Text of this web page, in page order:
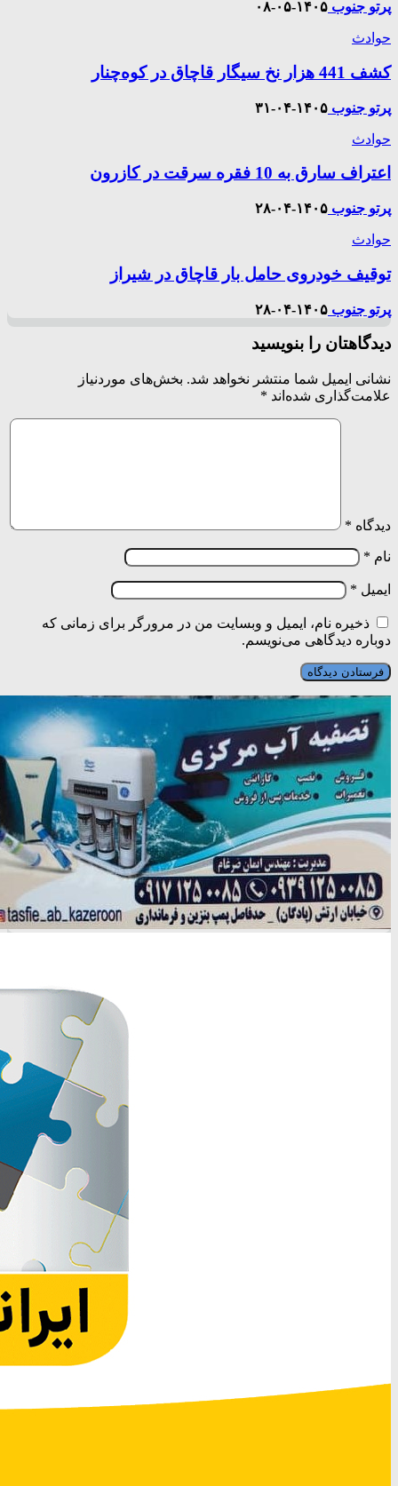
پرتو جنوب ۱۴۰۵-۰۵-۰۸
حوادث
کشف 441 هزار نخ سیگار قاچاق در کوه‌چنار
پرتو جنوب ۱۴۰۵-۰۴-۳۱
حوادث
اعتراف سارق به 10 فقره سرقت در کازرون
پرتو جنوب ۱۴۰۵-۰۴-۲۸
حوادث
توقیف خودروی حامل بار قاچاق در شیراز
پرتو جنوب ۱۴۰۵-۰۴-۲۸
دیدگاهتان را بنویسید
نشانی ایمیل شما منتشر نخواهد شد. بخش‌های موردنیاز
علامت‌گذاری شده‌اند *
دیدگاه *
نام *
ایمیل *
ذخیره نام، ایمیل و وبسایت من در مرورگر برای زمانی که
دوباره دیدگاهی می‌نویسم.